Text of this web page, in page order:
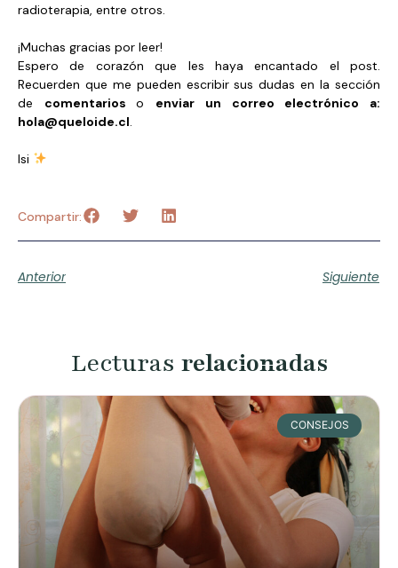
radioterapia, entre otros.
¡Muchas gracias por leer!
Espero de corazón que les haya encantado el post.
Recuerden que me pueden escribir sus dudas en la sección
de comentarioso enviar un correo electrónico a:
hola@queloide.cl.
Isi
Compartir:
Anterior Siguiente
Lecturas relacionadas
CONSEJOS